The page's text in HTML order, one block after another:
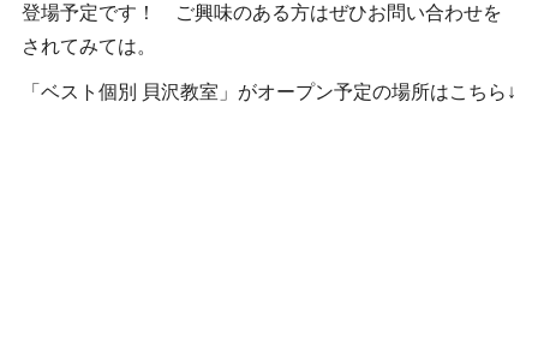
登場予定です！ ご興味のある方はぜひお問い合わせを
されてみては。
「ベスト個別 貝沢教室」がオープン予定の場所はこちら↓